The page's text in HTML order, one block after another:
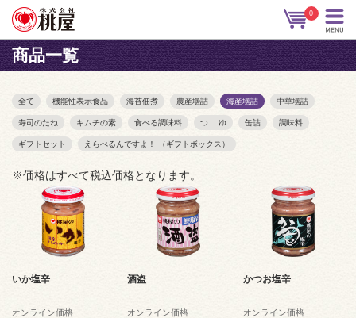
0
商品一覧
全て 機能性表示食品 海苔佃煮 農産壜詰 海産壜詰 中華壜詰
寿司のたね キムチの素 食べる調味料 つ ゆ 缶詰 調味料
ギフトセット えらべるんですよ！ （ギフトボックス）
※価格はすべて税込価格となります。
いか塩辛
オンライン価格
酒盗
オンライン価格
かつお塩辛
オンライン価格